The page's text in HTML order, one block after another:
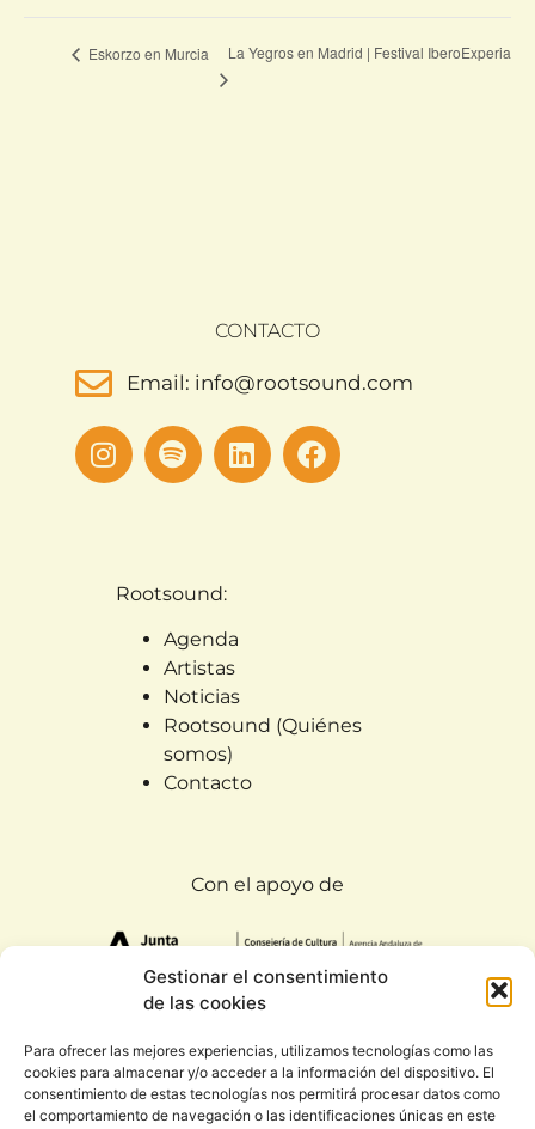
Gestionar el consentimiento
de las cookies
Para ofrecer las mejores experiencias, utilizamos tecnologías como las
cookies para almacenar y/o acceder a la información del dispositivo. El
consentimiento de estas tecnologías nos permitirá procesar datos como
el comportamiento de navegación o las identificaciones únicas en este
Eskorzo en Murcia La Yegros en Madrid | Festival IberoExperia
CONTACTO
Email: info@rootsound.com
Rootsound:
Agenda
Artistas
Noticias
Rootsound (Quiénes
somos)
Contacto
Con el apoyo de
Todos los derechos reservados. Rootsound 2020
|Condiciones generales y política de privacidad